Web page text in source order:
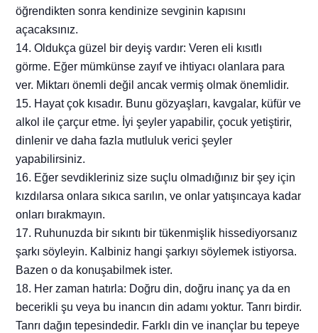
öğrendikten sonra kendinize sevginin kapısını
açacaksınız.
14. Oldukça güzel bir deyiş vardır: Veren eli kısıtlı
görme. Eğer mümkünse zayıf ve ihtiyacı olanlara para
ver. Miktarı önemli değil ancak vermiş olmak önemlidir.
15. Hayat çok kısadır. Bunu gözyaşları, kavgalar, küfür ve
alkol ile çarçur etme. İyi şeyler yapabilir, çocuk yetiştirir,
dinlenir ve daha fazla mutluluk verici şeyler
yapabilirsiniz.
16. Eğer sevdikleriniz size suçlu olmadığınız bir şey için
kızdılarsa onlara sıkıca sarılın, ve onlar yatışıncaya kadar
onları bırakmayın.
17. Ruhunuzda bir sıkıntı bir tükenmişlik hissediyorsanız
şarkı söyleyin. Kalbiniz hangi şarkıyı söylemek istiyorsa.
Bazen o da konuşabilmek ister.
18. Her zaman hatırla: Doğru din, doğru inanç ya da en
becerikli şu veya bu inancın din adamı yoktur. Tanrı birdir.
Tanrı dağın tepesindedir. Farklı din ve inançlar bu tepeye